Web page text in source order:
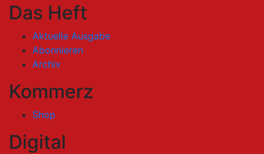
Das Heft
Aktuelle Ausgabe
Abonnieren
Archiv
Kommerz
Shop
Digital